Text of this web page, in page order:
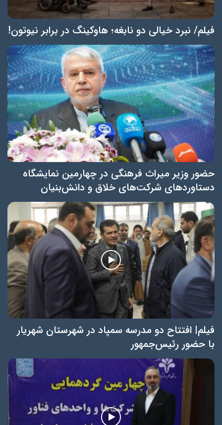
فیلم/ نبرد خیالی دو نابغه؛ هاوکینگ در برابر نیوتون!
حضور وزیر میراث فرهنگی در چهارمین نمایشگاه
دستاوردهای شرکت‌های خلاق و دانش‌بنیان
فیلم| افتتاح دو مدرسه سمپاد در شهرستان شهریار
با حضور رئیس‌جمهور